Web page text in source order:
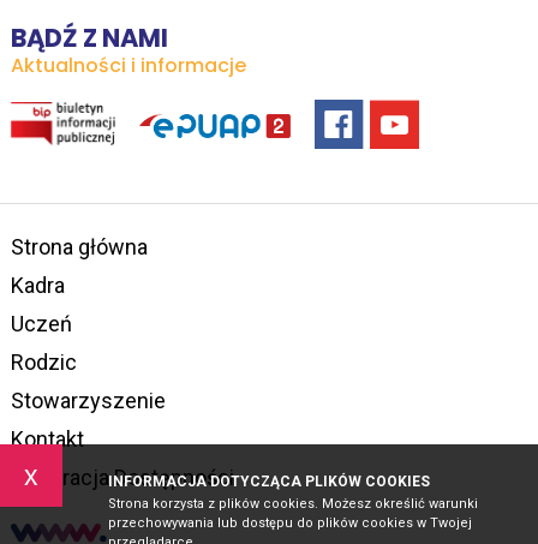
x INFORMACJA DOTYCZĄCA PLIKÓW COOKIES
Strona korzysta z plików cookies. Możesz określić warunki
przechowywania lub dostępu do plików cookies w Twojej
BĄDŹ Z NAMI
Aktualności i informacje
Strona główna
Kadra
Uczeń
Rodzic
Stowarzyszenie
Kontakt
Deklaracja Dostępności